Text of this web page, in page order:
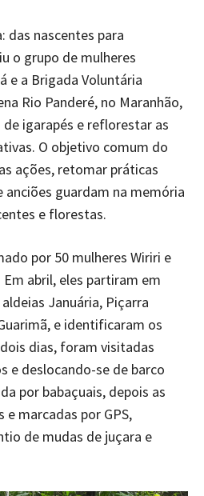
das nascentes para
o grupo de mulheres
e a Brigada Voluntária
Rio Panderé, no Maranhão,
igarapés e reflorestar as
O objetivo comum do
ações, retomar práticas
anciões guardam na memória
e florestas.
por 50 mulheres Wiriri e
abril, eles partiram em
Januária, Piçarra
e identificaram os
dias, foram visitadas
e deslocando-se de barco
por babaçuais, depois as
marcadas por GPS,
de mudas de juçara e